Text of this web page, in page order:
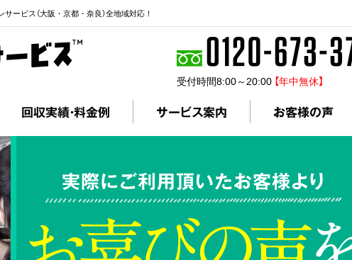
ービス（大阪・京都・奈良）全地域対応！
受付時間8:00～20:00 【年中無休】
回収実績・料金例 サービス案内 お客様の声
実際にご利用頂いたお客様より